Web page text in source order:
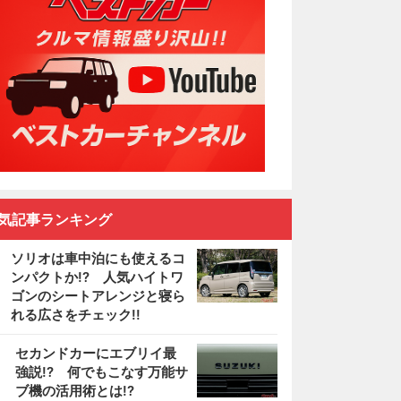
記事ランキング
ソリオは車中泊にも使えるコ
ンパクトか!? 人気ハイトワ
ゴンのシートアレンジと寝ら
れる広さをチェック!!
セカンドカーにエブリイ最
強説!? 何でもこなす万能サ
ブ機の活用術とは!?